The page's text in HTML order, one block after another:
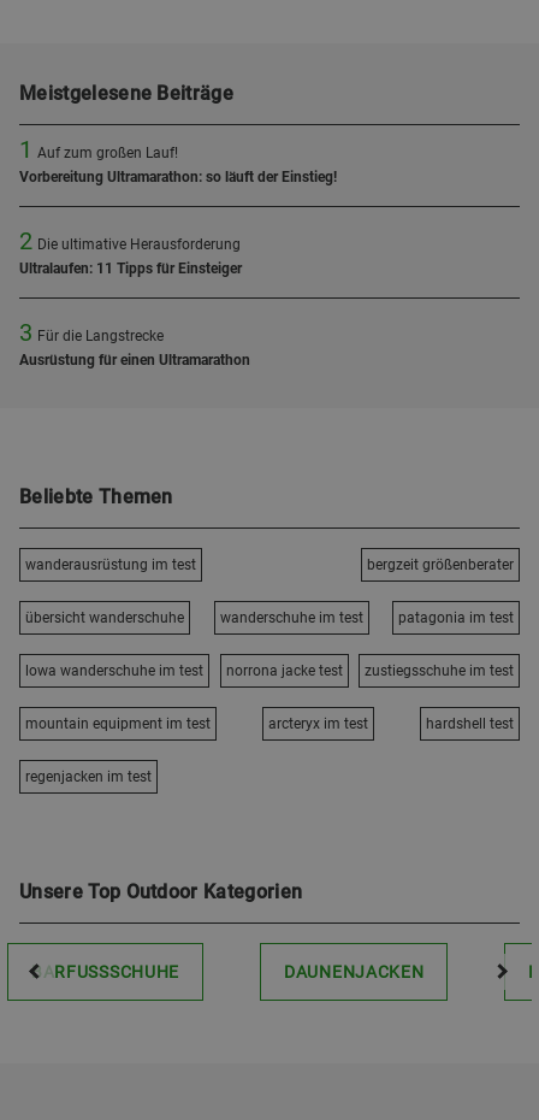
Meistgelesene Beiträge
1 Auf zum großen Lauf!
Vorbereitung Ultramarathon: so läuft der Einstieg!
2 Die ultimative Herausforderung
Ultralaufen: 11 Tipps für Einsteiger
3 Für die Langstrecke
Ausrüstung für einen Ultramarathon
Beliebte Themen
wanderausrüstung im test bergzeit größenberater
übersicht wanderschuhe wanderschuhe im test patagonia im test
lowa wanderschuhe im test norrona jacke test zustiegsschuhe im test
mountain equipment im test arcteryx im test hardshell test
regenjacken im test
Unsere Top Outdoor Kategorien
BARFUSSSCHUHE DAUNENJACKEN